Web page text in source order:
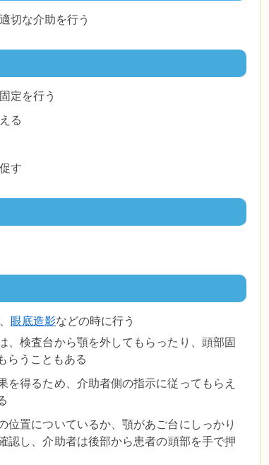
切な介助を行う
定を行う
る
す
眼底造影などの時に行う
、検査台から顎を外してもらったり、頭部固
らうこともある
を得るため、介助者側の指示に従ってもらえ
位置についているか、顎があご台にしっかり
認し、介助者は後部から患者の頭部を手で押